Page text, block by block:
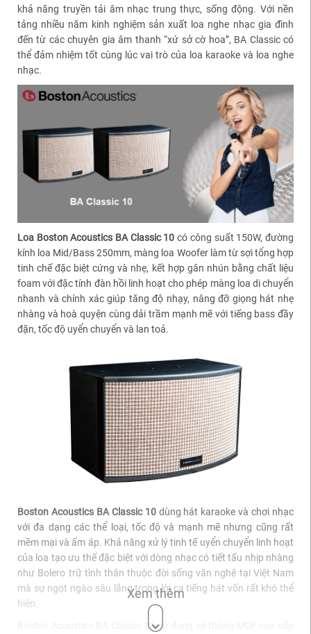
khả năng truyền tải âm nhạc trung thực, sống động. Với nền
tảng nhiều năm kinh nghiệm sản xuất loa nghe nhạc gia đình
đến từ các chuyên gia âm thanh “xứ sở cờ hoa”, BA Classic có
thể đảm nhiệm tốt cùng lúc vai trò của loa karaoke và loa nghe
nhạc.
Loa Boston Acoustics BA Classic 10 có công suất 150W, đường
kính loa Mid/Bass 250mm, màng loa Woofer làm từ sợi tổng hợp
tinh chế đặc biệt cứng và nhẹ, kết hợp gân nhún bằng chất liệu
foam với đặc tính đàn hồi linh hoạt cho phép màng loa di chuyển
nhanh và chính xác giúp tăng độ nhạy, nâng đỡ giọng hát nhẹ
nhàng và hoà quyện cùng dải trầm mạnh mẽ với tiếng bass đầy
đặn, tốc độ uyển chuyển và lan toả.
Boston Acoustics BA Classic 10dùng hát karaoke và chơi nhạc
với đa dạng các thể loại, tốc độ và mạnh mẽ nhưng cũng rất
mềm mại và ấm áp. Khả năng xử lý tinh tế uyển chuyển linh hoạt
của loa tạo ưu thế đặc biệt với dòng nhạc có tiết tấu nhịp nhàng
như Bolero trữ tình thân thuộc đời sống văn nghệ tại Việt Nam
mà sự ngọt ngào sâu lắng trong lời ca tiếng hát vốn rất khó thể
hiện.
Boston Acoustics BA Classic 10 sử dụng vỏ thùng MDF cao cấp
Xem thêm